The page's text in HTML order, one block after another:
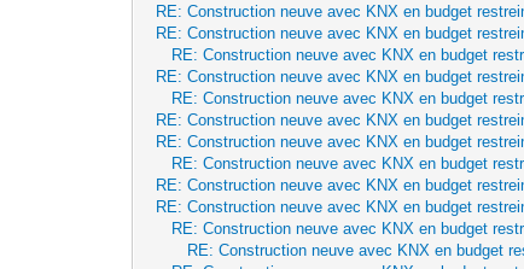
RE: Construction neuve avec KNX en budget
RE: Construction neuve avec KNX en budget
RE: Construction neuve avec KNX en budget
RE: Construction neuve avec KNX en budget
RE: Construction neuve avec KNX en budget
RE: Construction neuve avec KNX en budget
RE: Construction neuve avec KNX en budget
RE: Construction neuve avec KNX en budget
RE: Construction neuve avec KNX en budget
RE: Construction neuve avec KNX en budget
RE: Construction neuve avec KNX en budget
RE: Construction neuve avec KNX en budget